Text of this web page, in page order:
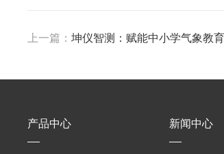
上一篇：坤仪智测：赋能中小学气象教
产品中心 新闻中心